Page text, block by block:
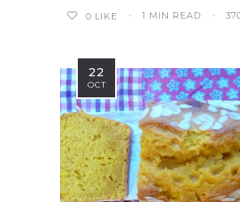
0 LIKE 1 MIN READ
22
OCT